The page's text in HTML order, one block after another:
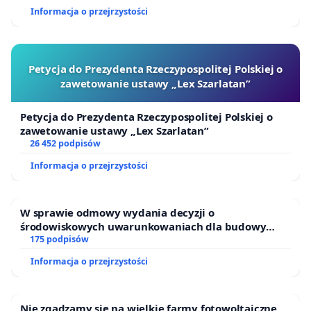
innej lokalizacji nie zastąpi tej konkretnej
odbieramy jako rażącą ignorancję i brak
poszanowania dla historycznych walorów
Bastionów.
3. Sprzeciw wobec nadmiernej
turystyfikacji:
Domagamy się ochrony
Sprzeciwiamy się przekształcaniu Dolnego Miasta
w martwą strefę turystyczną kosztem potrzeb
lokalnej społeczności.
środowiskowa:Wskazujemy na realne zagrożenia
Informacja o przejrzystości
Petycja do Prezydenta Rzeczypospolitej Polskiej o
zawetowanie ustawy „Lex Szarlatan”
Petycja do Prezydenta Rzeczypospolitej Polskiej o
zawetowanie ustawy „Lex Szarlatan”
26 452 podpisów
Informacja o przejrzystości
W sprawie odmowy wydania decyzji o
środowiskowych uwarunkowaniach dla budowy
zakładu wytwarzania biometanu „Krynki” w
Puszczy Knyszyńskiej
175 podpisów
Informacja o przejrzystości
Nie zgadzamy się na wielkie farmy fotowoltaiczne